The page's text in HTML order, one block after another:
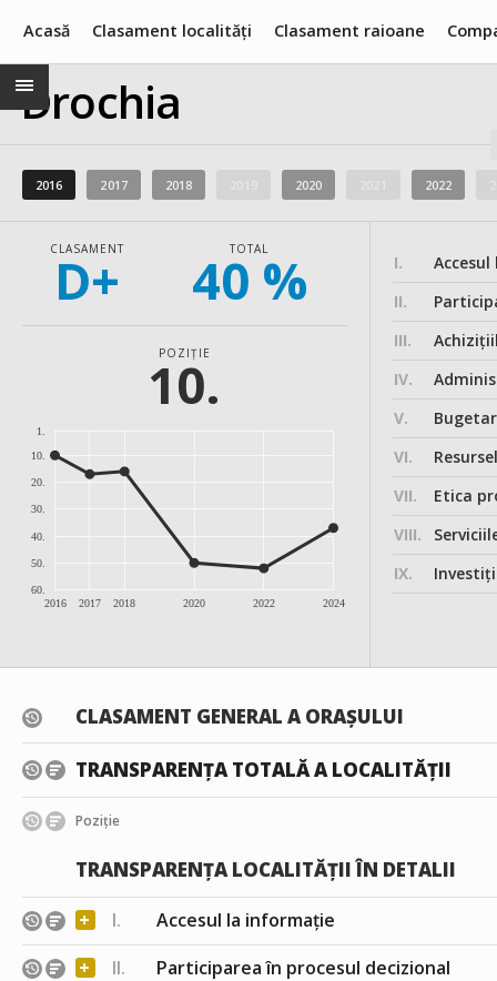
Acasă Clasament localități Clasament raioane
Drochia
2016 2017 2018 2020 2022
CLASAMENT
D+ TOTAL
40 %
POZIȚIE
10.
2016 2017 2018 2020 2022 2024
1.
10.
20.
30.
40.
50.
60.
I.
II.
III.
IV.
V.
VI.
VII.
Etica
VIII.
IX.
Investițiile,
CLASAMENT GENERAL A ORAȘULUI
TRANSPARENȚA TOTALĂ A LOCALITĂȚII
Poziție
TRANSPARENȚA LOCALITĂȚII ÎN DETALII
+
I. Accesul la informație
+ II. Participarea în procesul decizional